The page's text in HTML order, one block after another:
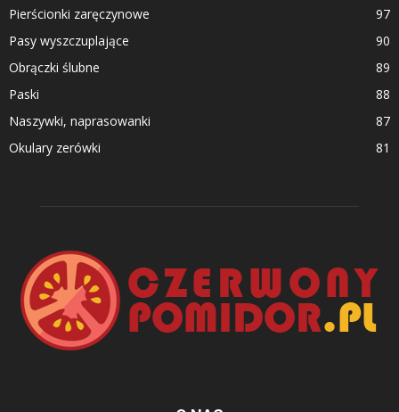
Pierścionki zaręczynowe
97
Pasy wyszczuplające
90
Obrączki ślubne
89
Paski
88
Naszywki, naprasowanki
87
Okulary zerówki
81